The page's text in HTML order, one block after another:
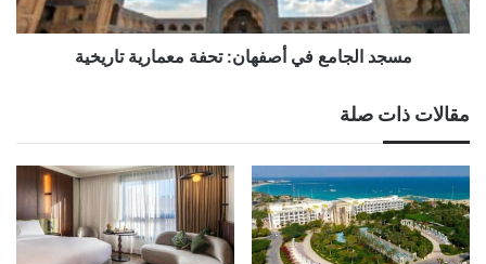
مسجد الجامع في أصفهان: تحفة معمارية تاريخية
مقالات ذات صلة